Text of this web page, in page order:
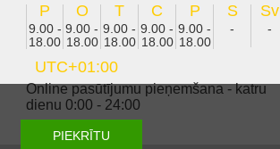
P
9.00 -
18.00
O
9.00 -
18.00
T
9.00 -
18.00
C
9.00 -
18.00
P
9.00 -
18.00
S
-
Sv
-
UTC+01:00
Online pasūtījumu pieņemšana - katru
dienu 0:00 - 24:00